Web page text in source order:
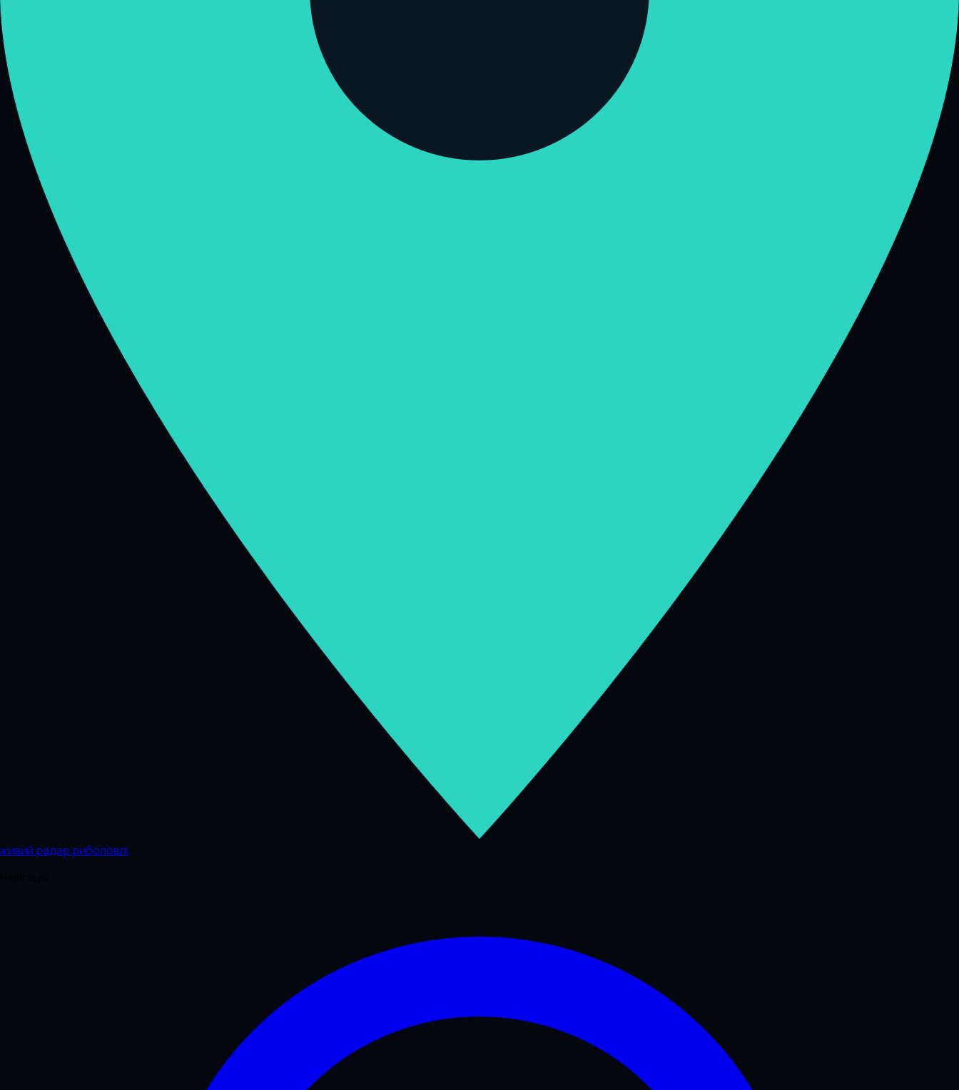
живий радар риболовлі